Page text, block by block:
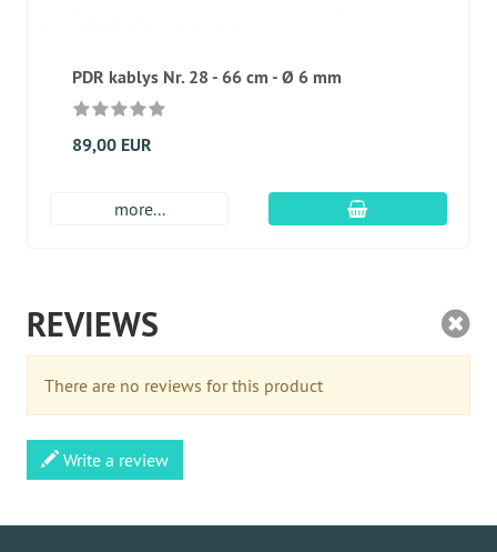
PDR kablys Nr. 28 - 66 cm - Ø 6 mm
89,00 EUR
more... Įdėti į krepšį
REVIEWS
There are no reviews for this product
Write a review